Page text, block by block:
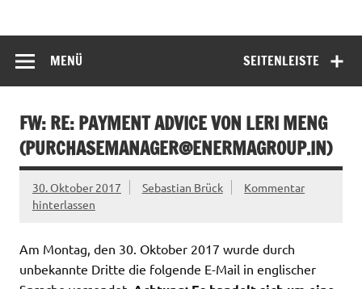
SEITENLEISTE
MENÜ
FW: RE: PAYMENT ADVICE VON LERI MENG
(PURCHASEMANAGER@ENERMAGROUP.IN)
30. Oktober 2017 Sebastian Brück
Kommentar
hinterlassen
Am Montag, den 30. Oktober 2017 wurde durch
unbekannte Dritte die folgende E-Mail in englischer